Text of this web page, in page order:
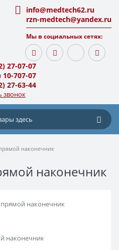
info@medtech62.ru
rzn-medtech@yandex.ru
Мы в социальных сетях:
27-07-07
10-707-07
27-63-44
звонок
наконечник
наконечник
прямой наконечник